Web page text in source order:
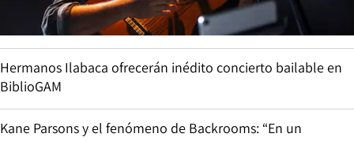
Hermanos Ilabaca ofrecerán inédito concierto bailable en
BiblioGAM
Kane Parsons y el fenómeno de Backrooms: “En un